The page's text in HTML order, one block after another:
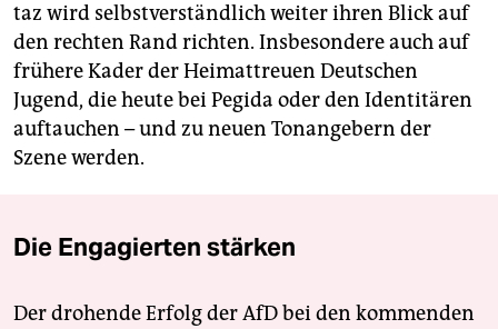
taz wird selbstverständlich weiter ihren Blick auf
den rechten Rand richten. Insbesondere auch auf
frühere Kader der Heimattreuen Deutschen
Jugend, die heute bei Pegida oder den Identitären
auftauchen – und zu neuen Tonangebern der
Szene werden.
Die Engagierten stärken
Der drohende Erfolg der AfD bei den kommenden